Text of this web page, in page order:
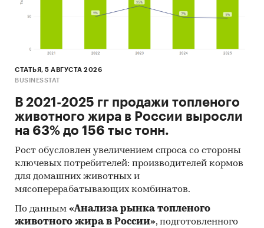
СТАТЬЯ, 5 АВГУСТА 2026
BUSINESSTAT
В 2021-2025 гг продажи топленого
животного жира в России выросли
на 63% до 156 тыс тонн.
Рост обусловлен увеличением спроса со стороны
ключевых потребителей: производителей кормов
для домашних животных и
мясоперерабатывающих комбинатов.
По данным «Анализа рынка топленого
животного жира в России», подготовленного